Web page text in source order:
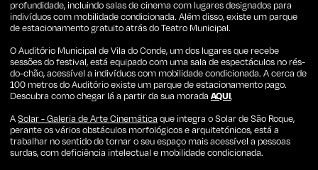
profundidade, incluindo salas de cinema com lugares designados para
indivíduos com mobilidade condicionada. Além disso, existe um parque
de estacionamento gratuito atrás do Teatro Municipal.
O Auditório Municipal de Vila do Conde, um dos lugares que recebe
sessões do festival, está equipado com uma sala de espectáculos no rés-
do-chão, acessível a indivíduos com mobilidade condicionada. A cerca de
100 metros do Auditório existe um parque de estacionamento pago.
Descubra como chegar lá a partir da sua morada AQUI,
ASolar - Galeria de Arte Cinemática que integra o Solar de São Roque,
perante os vários obstáculos morfológicos e arquitetónicos, está a
trabalhar no sentido de tornar o seu espaço mais acessível a pessoas
surdas, com deficiência intelectual e mobilidade condicionada.